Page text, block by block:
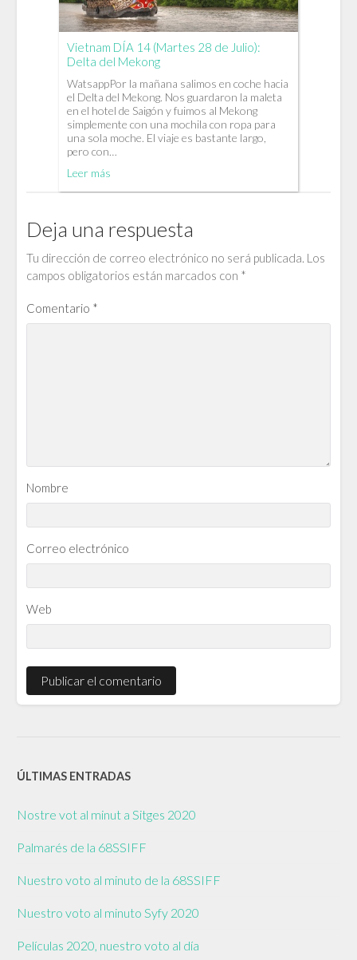
Vietnam DÍA 14 (Martes 28 de Julio):
Delta del Mekong
WatsappPor la mañana salimos en coche hacia
el Delta del Mekong. Nos guardaron la maleta
en el hotel de Saigón y fuimos al Mekong
simplemente con una mochila con ropa para
una sola moche. El viaje es bastante largo,
pero con…
Leer más
Deja una respuesta
Tu dirección de correo electrónico no será publicada. Los
campos obligatorios están marcados con *
Comentario *
Nombre
Correo electrónico
Web
ÚLTIMAS ENTRADAS
Nostre vot al minut a Sitges 2020
Palmarés de la 68SSIFF
Nuestro voto al minuto de la 68SSIFF
Nuestro voto al minuto Syfy 2020
Películas 2020, nuestro voto al día